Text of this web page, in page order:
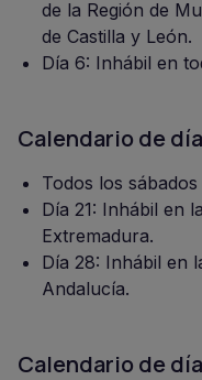
de la Región de
de Castilla y León.
Día 6: Inhábil en
Calendario de
Todos los
Día 21: Inhábil en
Extremadura.
Día 28: Inhábil en
Andalucía.
Calendario de